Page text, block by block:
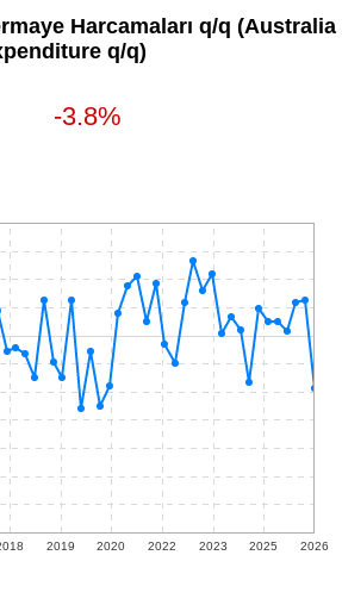
Harcamaları q/q (Australia
q/q)
-3.8%